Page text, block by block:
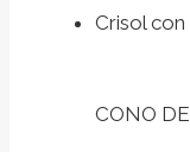
Crisol
CONO